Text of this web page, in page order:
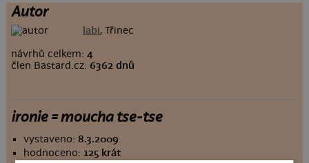
Autor
labi, Třinec
návrhů celkem:4
člen Bastard.cz:6362 dnů
ironie = moucha tse-tse
vystaveno:8.3.2009
hodnoceno: 125 krát